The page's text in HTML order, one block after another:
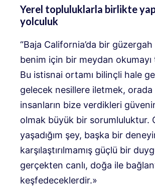
Yerel topluluklarla birlikte
yolculuk
“Baja California’da bir
benim için bir meydan
Bu istisnai ortamı bilinçli hale
gelecek nesillere iletmek, orada
insanların bize verdikleri
olmak büyük bir sorumluluktur.
yaşadığım şey, başka bir
karşılaştırılmamış güçlü bir
gerçekten canlı, doğa ile
keşfedeceklerdir.»